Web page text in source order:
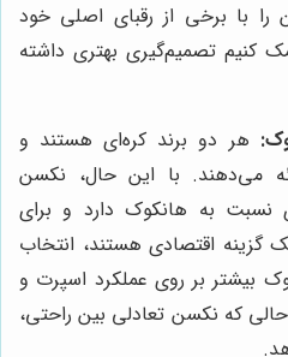
با برخی از رقبای اصلی خود
کنیم تصمیم‌گیری بهتری داشته
هر دو برند کره‌ای هستند و
می‌دهند. با این حال، نکسن
نسبت به هانکوک دارد و برای
گزینه اقتصادی هستند، انتخاب
بیشتر بر روی عملکرد اسپرت و
حالی که نکسن تعادلی بین راحتی،